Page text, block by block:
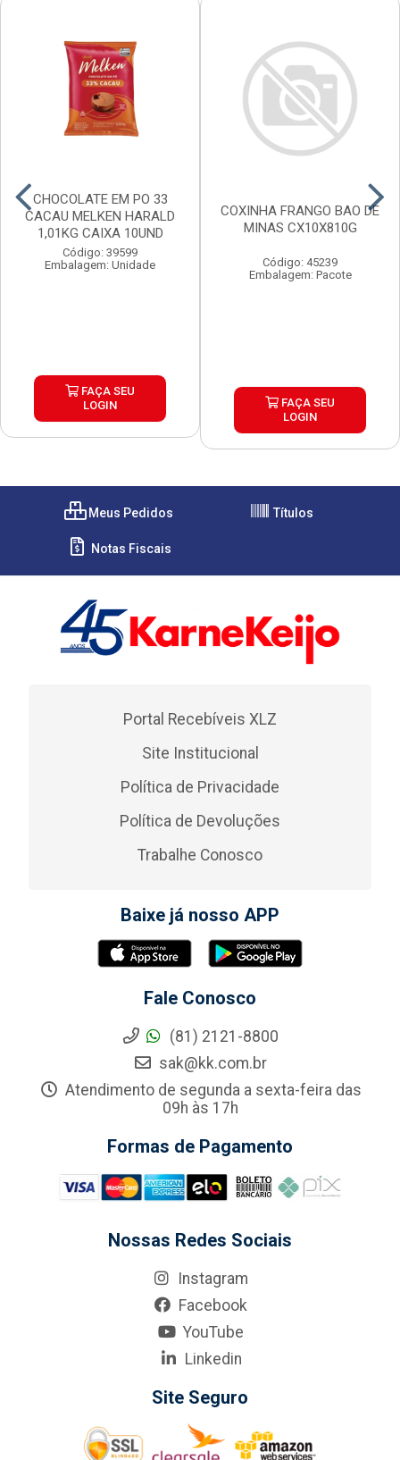
CHOCOLATE EM PO 33
CACAU MELKEN HARALD
1,01KG CAIXA 10UND
Código: 39599
Embalagem: Unidade
FAÇA SEU
LOGIN
COXINHA FRANGO BAO DE
MINAS CX10X810G
Código: 45239
Embalagem: Pacote
FAÇA SEU
LOGIN
Meus Pedidos Títulos
Notas Fiscais
Portal Recebíveis XLZ
Site Institucional
Política de Privacidade
Política de Devoluções
Trabalhe Conosco
Baixe já nosso APP
Fale Conosco
(81) 2121-8800
sak@kk.com.br
Atendimento de segunda a sexta-feira das
09h às 17h
Formas de Pagamento
Nossas Redes Sociais
Instagram
Facebook
YouTube
Linkedin
Site Seguro